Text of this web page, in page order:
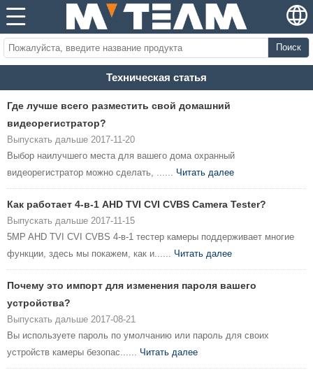
Поиск
Техническая статья
Где лучше всего разместить свой домашний
видеорегистратор?
Выпускать дальше 2017-11-20
Выбор наилучшего места для вашего дома охранный
видеорегистратор можно сделать, ...... Читать далее
Как работает 4-в-1 AHD TVI CVI CVBS Camera Tester?
Выпускать дальше 2017-11-15
5MP AHD TVI CVI CVBS 4-в-1 тестер камеры поддерживает многие
функции, здесь мы покажем, как и...... Читать далее
Почему это импорт для изменения пароля вашего
устройства?
Выпускать дальше 2017-08-21
Вы используете пароль по умолчанию или пароль для своих
устройств камеры безопас...... Читать далее